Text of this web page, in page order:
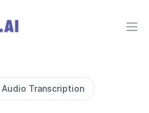
Audio Transcription